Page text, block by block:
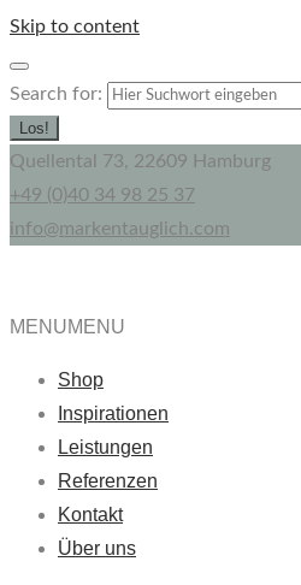
Skip to content
Search for:
Los!
Quellental 73, 22609 Hamburg
+49 (0)40 34 98 25 37
info@markentauglich.com
MENUMENU
Shop
Inspirationen
Leistungen
Referenzen
Kontakt
Über uns